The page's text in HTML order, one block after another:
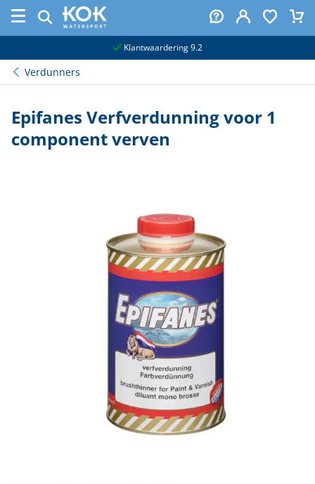
Klantwaardering 9.2
Verdunners
Epifanes Verfverdunning voor 1
component verven